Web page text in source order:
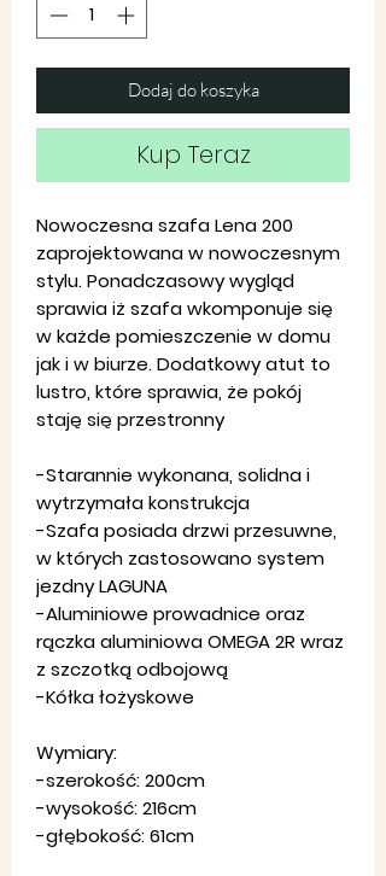
Dodaj do koszyka
Kup Teraz
Nowoczesna szafa Lena 200
zaprojektowana w nowoczesnym
stylu. Ponadczasowy wygląd
sprawia iż szafa wkomponuje się
w każde pomieszczenie w domu
jak i w biurze. Dodatkowy atut to
lustro, które sprawia, że pokój
staję się przestronny
-Starannie wykonana, solidna i
wytrzymała konstrukcja
-Szafa posiada drzwi przesuwne,
w których zastosowano system
jezdny LAGUNA
-Aluminiowe prowadnice oraz
rączka aluminiowa OMEGA 2R wraz
z szczotką odbojową
-Kółka łożyskowe
Wymiary:
-szerokość: 200cm
-wysokość: 216cm
-głębokość: 61cm